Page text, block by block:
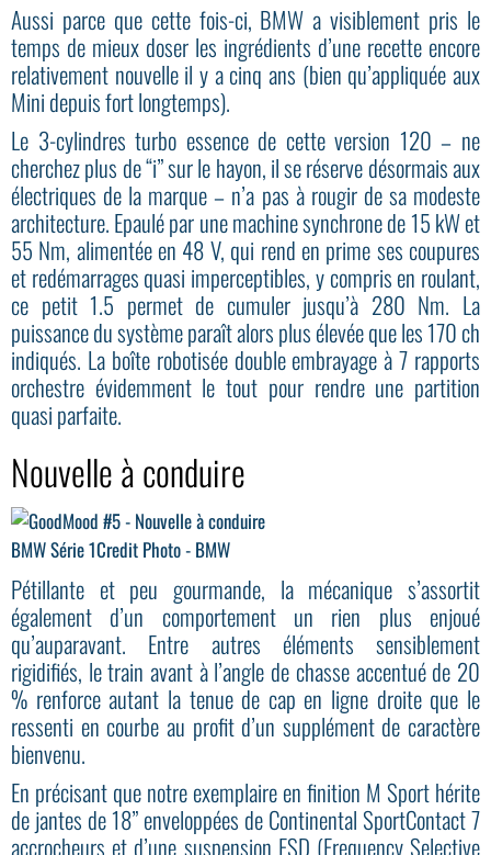
Aussi parce que cette fois-ci, BMW a visiblement pris le
temps de mieux doser les ingrédients d’une recette encore
relativement nouvelle il y a cinq ans (bien qu’appliquée aux
Mini depuis fort longtemps).
Le 3-cylindres turbo essence de cette version 120 – ne
cherchez plus de “i” sur le hayon, il se réserve désormais aux
électriques de la marque – n’a pas à rougir de sa modeste
architecture. Epaulé par une machine synchrone de 15 kW et
55 Nm, alimentée en 48 V, qui rend en prime ses coupures
et redémarrages quasi imperceptibles, y compris en roulant,
ce petit 1.5 permet de cumuler jusqu’à 280 Nm. La
puissance du système paraît alors plus élevée que les 170 ch
indiqués. La boîte robotisée double embrayage à 7 rapports
orchestre évidemment le tout pour rendre une partition
quasi parfaite.
Nouvelle à conduire
BMW Série 1Credit Photo - BMW
Pétillante et peu gourmande, la mécanique s’assortit
également d’un comportement un rien plus enjoué
qu’auparavant. Entre autres éléments sensiblement
rigidifiés, le train avant à l’angle de chasse accentué de 20
% renforce autant la tenue de cap en ligne droite que le
ressenti en courbe au profit d’un supplément de caractère
bienvenu.
En précisant que notre exemplaire en finition M Sport hérite
de jantes de 18” enveloppées de Continental SportContact 7
accrocheurs et d’une suspension FSD (Frequency Selective